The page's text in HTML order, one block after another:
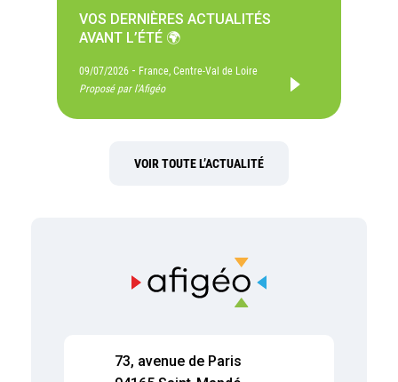
VOS DERNIÈRES ACTUALITÉS
AVANT L’ÉTÉ 🌍
09/07/2026 - France, Centre-Val de Loire
Proposé par l'Afigéo
VOIR TOUTE L’ACTUALITÉ
73, avenue de Paris